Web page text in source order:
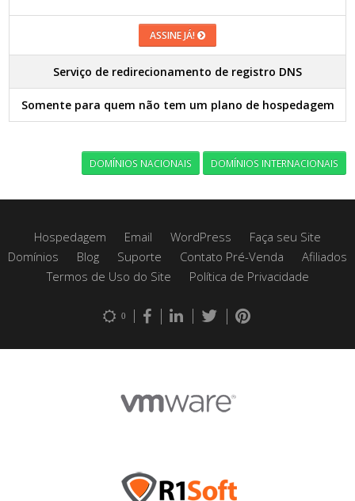
ASSINE JÁ!
Serviço de redirecionamento de registro DNS
Somente para quem não tem um plano de hospedagem
DOMÍNIOS NACIONAIS DOMÍNIOS INTERNACIONAIS
Hospedagem Email WordPress
Faça seu Site
Domínios
Blog Suporte Contato Pré-Venda
Afiliados
Termos de Uso do Site
Política de Privacidade
0